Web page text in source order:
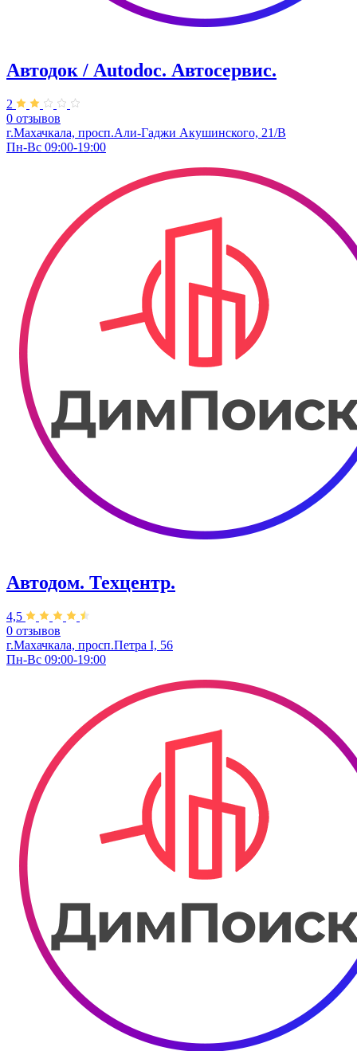
Автодок / Autodoc. Автосервис.
2
0 отзывов
г.Махачкала, просп.Али-Гаджи Акушинского, 21/В
Пн-Вс 09:00-19:00
Автодом. Техцентр.
4,5
0 отзывов
г.Махачкала, просп.Петра I, 56
Пн-Вс 09:00-19:00